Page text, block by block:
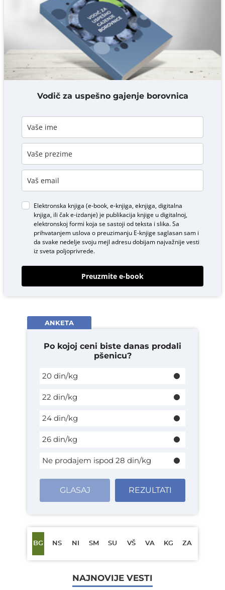
Komentar* obavezno
DODAJ KOMENTAR
Vodič za uspešno gajenje borovnica
Elektronska knjiga (e-book, e-knjiga, eknjiga, digitalna
knjiga, ili čak e-izdanje) je publikacija knjige u digitalnoj,
elektronskoj formi koja se sastoji od teksta i slika. Sa
prihvatanjem uslova o preuzimanju E-knjigesaglasan sam i
da svake nedelje svoju mejl adresu dobijam najvažnije vesti
iz sveta poljoprivrede.
Preuzmite e-book
ANKETA
Po kojoj ceni biste danas prodali
pšenicu?
20 din/kg
22 din/kg
24 din/kg
26 din/kg
Ne prodajem ispod 28 din/kg
GLASAJ REZULTATI
BG NS NI SM SU VŠ VA KG ZA
NAJNOVIJE VESTI